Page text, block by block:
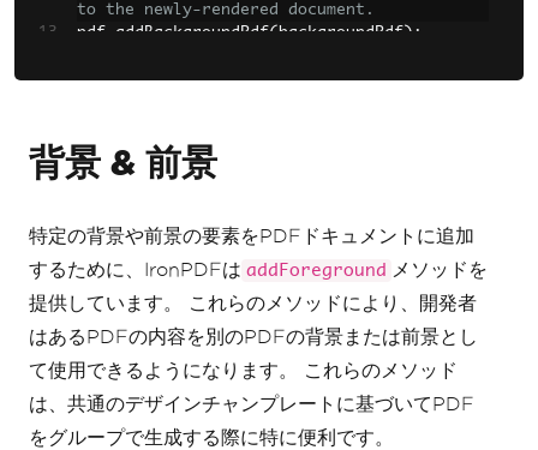
to the newly-rendered document.
pdf
addBackgroundPdf( backgroundPdf );
背景 & 前景
特定の背景や前景の要素をPDFドキュメントに追加
するために、IronPDFは addForeground
メソッドを
提供しています。 これらのメソッドにより、開発者
はあるPDFの内容を別のPDFの背景または前景とし
て使用できるようになります。 これらのメソッド
は、共通のデザインチャンプレートに基づいてPDF
をグループで生成する際に特に便利です。